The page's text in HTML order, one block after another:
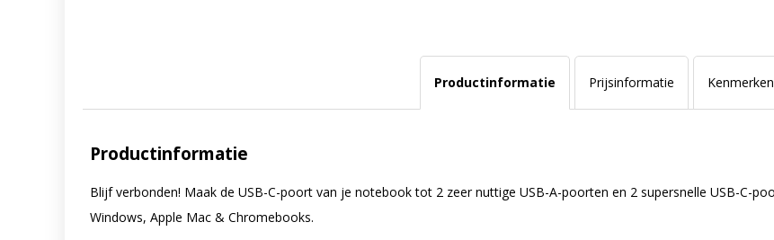
Productinformatie Prijsinformatie Kenmerken
Productinformatie
Blijf verbonden! Maak de USB-C-poort van je notebook tot 2 zeer nuttige USB-A-poorten en 2 supersnelle USB-C-
Windows, Apple Mac & Chromebooks.